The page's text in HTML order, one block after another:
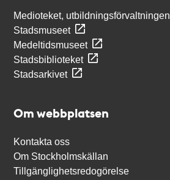
Medioteket, utbildningsförvaltningen
Stadsmuseet
Medeltidsmuseet
Stadsbiblioteket
Stadsarkivet
Om webbplatsen
Kontakta oss
Om Stockholmskällan
Tillgänglighetsredogörelse